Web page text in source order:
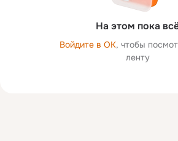
На этом пока
Войдите в ОК, чтобы
ленту